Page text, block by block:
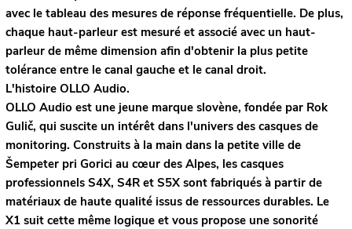
avec le tableau des mesures de réponse fréquentielle. De plus,
chaque haut-parleur est mesuré et associé avec un haut-
parleur de même dimension afin d'obtenir la plus petite
tolérance entre le canal gauche et le canal droit.
L'histoire OLLO Audio.
OLLO Audio est une jeune marque slovène, fondée par Rok
Gulič, qui suscite un intérêt dans l'univers des casques de
monitoring. Construits à la main dans la petite ville de
Šempeter pri Gorici au cœur des Alpes, les casques
professionnels S4X, S4R et S5X sont fabriqués à partir de
matériaux de haute qualité issus de ressources durables. Le
X1 suit cette même logique et vous propose une sonorité